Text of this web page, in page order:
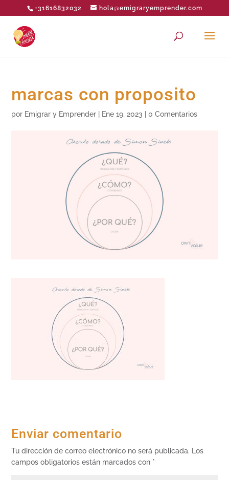
+31616832032 hola@emigraryemprender.com
marcas con proposito
por Emigrar y Emprender Ene 19, 2023 |0 Comentarios
Enviar comentario
Tu dirección de correo electrónico no será publicada.
Los
campos obligatorios están marcados con *